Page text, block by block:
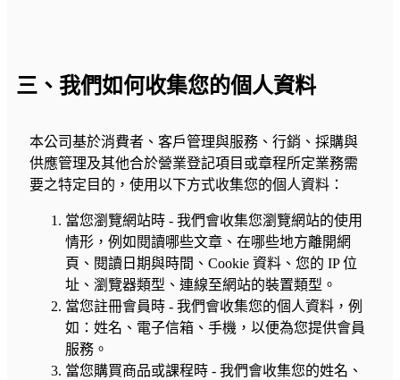
三、我們如何收集您的個人資料
本公司基於消費者、客戶管理與服務、行銷、採購與
供應管理及其他合於營業登記項目或章程所定業務需
要之特定目的，使用以下方式收集您的個人資料：
當您瀏覽網站時 - 我們會收集您瀏覽網站的使用
情形，例如閱讀哪些文章、在哪些地方離開網
頁、閱讀日期與時間、Cookie 資料、您的 IP 位
址、瀏覽器類型、連線至網站的裝置類型。
當您註冊會員時 - 我們會收集您的個人資料，例
如：姓名、電子信箱、手機，以便為您提供會員
服務。
當您購買商品或課程時 - 我們會收集您的姓名、